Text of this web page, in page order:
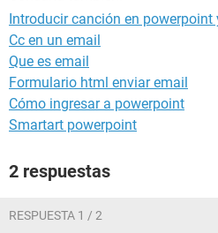
Introducir canción en powerpoint
Cc en un email
Que es email
Formulario html enviar email
Cómo ingresar a powerpoint
Smartart powerpoint
2 respuestas
RESPUESTA 1 / 2